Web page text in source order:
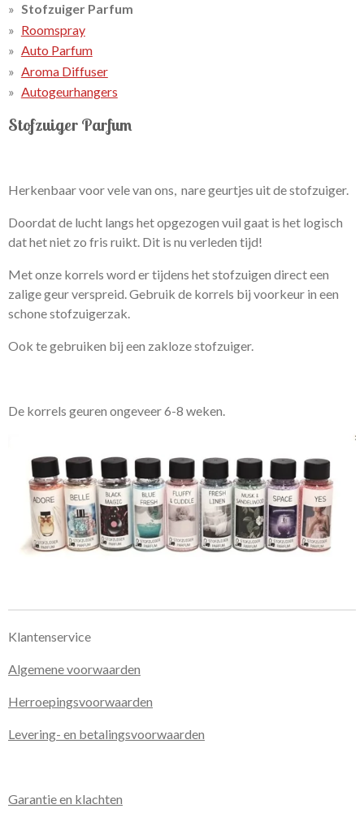
Stofzuiger Parfum
Roomspray
Auto Parfum
Aroma Diffuser
Autogeurhangers
Stofzuiger Parfum
Herkenbaar voor vele van ons, nare geurtjes uit de stofzuiger.
Doordat de lucht langs het opgezogen vuil gaat is het logisch
dat het niet zo fris ruikt. Dit is nu verleden tijd!
Met onze korrels word er tijdens het stofzuigen direct een
zalige geur verspreid. Gebruik de korrels bij voorkeur in een
schone stofzuigerzak.
Ook te gebruiken bij een zakloze stofzuiger.
De korrels geuren ongeveer 6-8 weken.
Klantenservice
Algemene voorwaarden
Herroepingsvoorwaarden
Levering- en betalingsvoorwaarden
Garantie en klachten